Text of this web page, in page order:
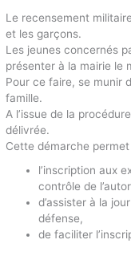
Le recensement
et les garçons.
Les jeunes concernés
présenter à la mairie le
Pour ce faire, se munir
famille.
A l’issue de la
délivrée.
Cette démarche permet
l’inscription aux
contrôle de
d’assister à la
défense,
de faciliter